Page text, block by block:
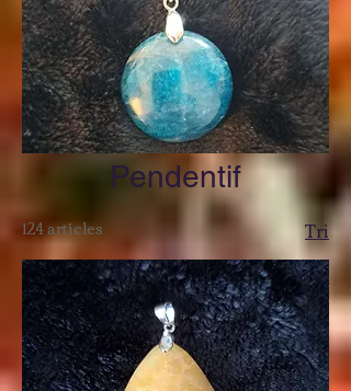
Pendentif
124 articles Tri